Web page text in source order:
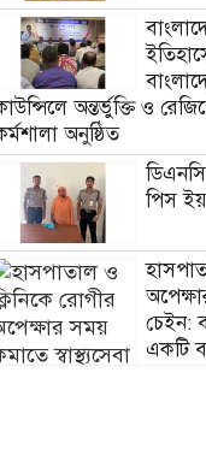
অন্তর্ভুক্তি ও
অনুষ্ঠিত
পিস
চেইন:
একটি